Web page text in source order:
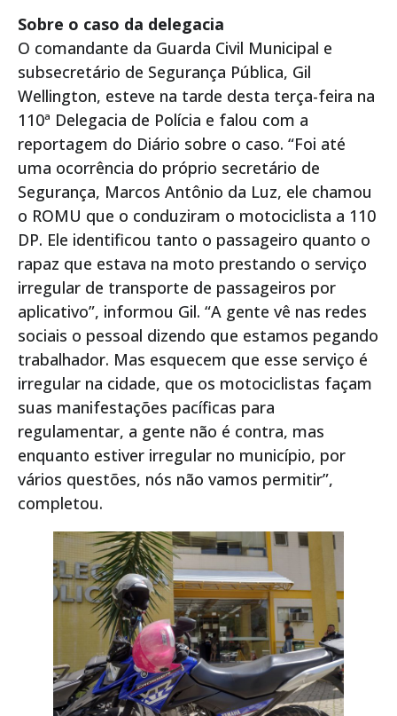
Sobre o caso da delegacia
O comandante da Guarda Civil Municipal e
subsecretário de Segurança Pública, Gil
Wellington, esteve na tarde desta terça-feira na
110ª Delegacia de Polícia e falou com a
reportagem do Diário sobre o caso. “Foi até
uma ocorrência do próprio secretário de
Segurança, Marcos Antônio da Luz, ele chamou
o ROMU que o conduziram o motociclista a 110
DP. Ele identificou tanto o passageiro quanto o
rapaz que estava na moto prestando o serviço
irregular de transporte de passageiros por
aplicativo”, informou Gil. “A gente vê nas redes
sociais o pessoal dizendo que estamos pegando
trabalhador. Mas esquecem que esse serviço é
irregular na cidade, que os motociclistas façam
suas manifestações pacíficas para
regulamentar, a gente não é contra, mas
enquanto estiver irregular no município, por
vários questões, nós não vamos permitir”,
completou.